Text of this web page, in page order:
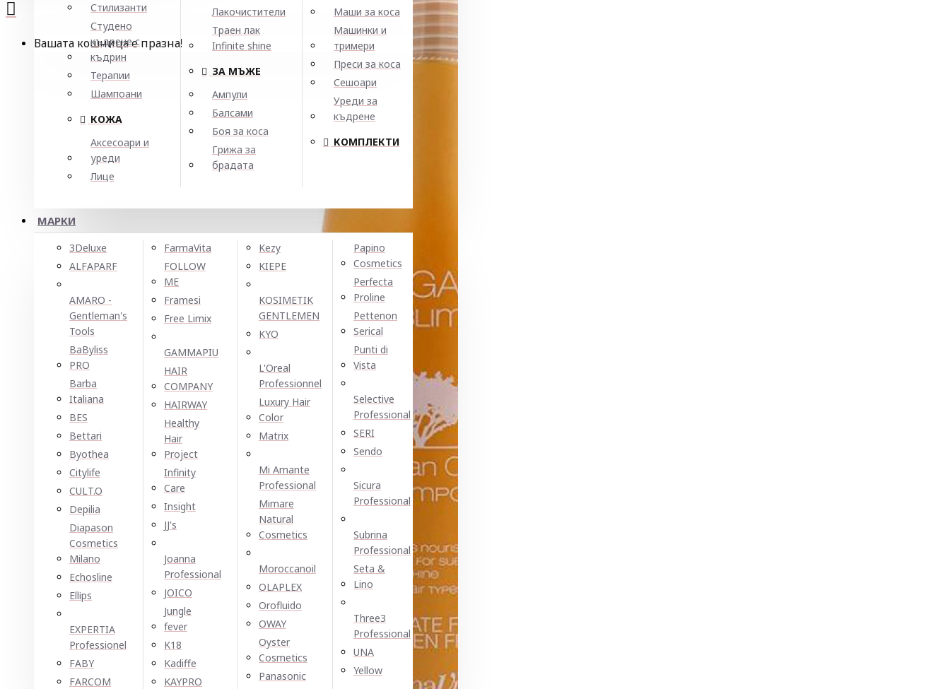
Стилизанти
Студено
къдрене с
къдрин
Терапии
Шампоани
КОЖА
Аксесоари и
уреди
Лице
Лакочистители
Траен лак
Infinite shine
ЗА МЪЖЕ
Ампули
Балсами
Боя за коса
Грижа за
брадата
Маши за коса
Машинки и
тримери
Преси за коса
Сешоари
Уреди за
къдрене
КОМПЛЕКТИ
МАРКИ
3Deluxe
ALFAPARF
AMARO -
Gentleman's
Tools
BaByliss
PRO
Barba
Italiana
BES
Bettari
Byothea
Citylife
CULT.O
Depilia
Diapason
Cosmetics
Milano
Echosline
Ellірѕ
EXPERTIA
Professionel
FABY
FARCOM
FarmaVita
FOLLOW
ME
Framesi
Free Limix
GAMMAPIU
HAIR
COMPANY
HAIRWAY
Healthy
Hair
Project
Infinity
Care
Insight
JJ's
Joanna
Professional
JOICO
Jungle
fever
K18
Kadiffe
KAYPRO
Kezy
KIEPE
KOSIMETIK
GENTLEMEN
KYO
L'Oreal
Professionnel
Luxury Hair
Color
Matrix
Mi Amante
Professional
Mimare
Natural
Cosmetics
Moroccanoil
OLAPLEX
Orofluido
OWAY
Oyster
Cosmetics
Panasonic
Papino
Cosmetics
Perfecta
Proline
Pettenon
Serical
Punti di
Vista
Selective
Professional
SERI
Sendo
Sicura
Professional
Subrina
Professional
Seta &
Lino
Three3
Professional
UNA
Yellow
Вашата кошница е празна!